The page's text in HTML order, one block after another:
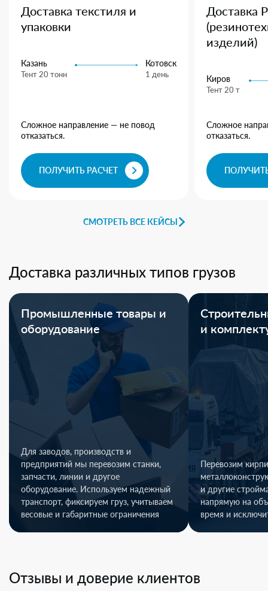
СМОТРЕТЬ ВСЕ КЕЙСЫ
Доставка текстиля и
упаковки
Казань
Тент 20 тонн
Котовск
1 день
Сложное направление — не повод
отказаться.
ПОЛУЧИТЬ РАСЧЕТ
Доставка
изделий)
Киров
Тент 20 т
Сложное
отказаться.
Доставка различных типов грузов
Промышленные товары и
оборудование
Для заводов, производств и
предприятий мы перевозим станки,
запчасти, линии и другое
оборудование. Используем надежный
транспорт, фиксируем груз, учитываем
весовые и габаритные ограничения
и
Перевозим
и другие
напрямую на
время и
Отзывы и доверие клиентов